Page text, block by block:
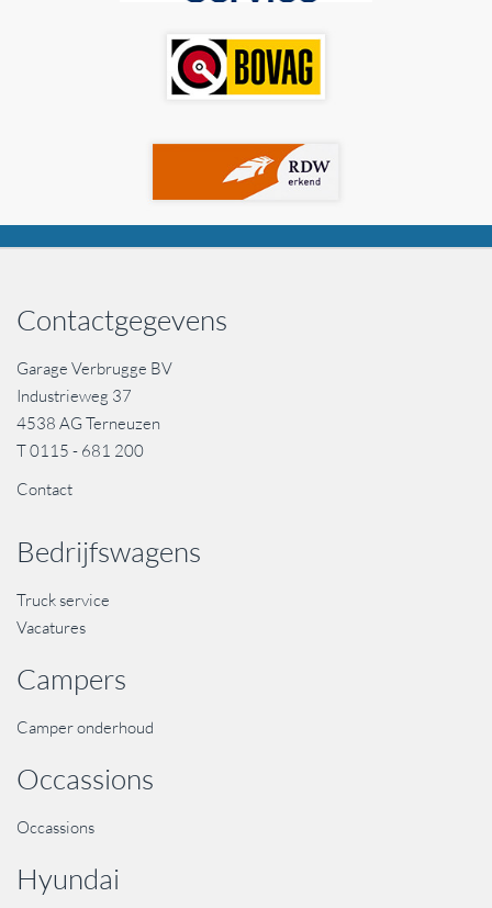
Contactgegevens
Garage Verbrugge BV
Industrieweg 37
4538 AG Terneuzen
T0115 - 681 200
Contact
Bedrijfswagens
Truck service
Vacatures
Campers
Camper onderhoud
Occassions
Occassions
Hyundai